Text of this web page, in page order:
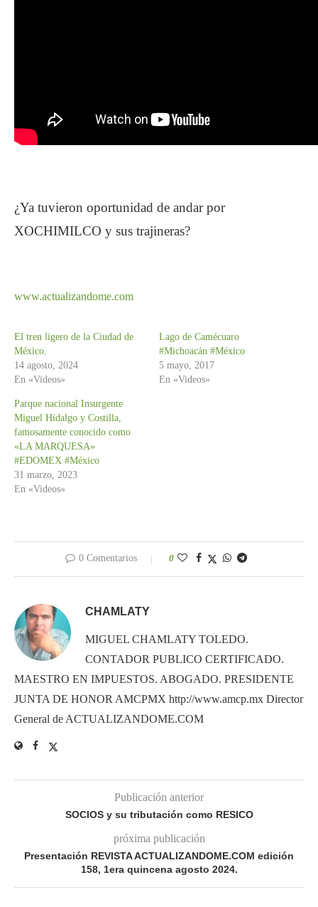
¿Ya tuvieron oportunidad de andar por
XOCHIMILCO y sus trajineras?
www.actualizandome.com
El tren ligero de la Ciudad de
México.
14 agosto, 2024
En «Videos»
Lago de Camécuaro
#Michoacán #México
5 mayo, 2017
En «Videos»
Parque nacional Insurgente
Miguel Hidalgo y Costilla,
famosamente conocido como
«LA MARQUESA»
#EDOMEX #México
31 marzo, 2023
En «Videos»
0 Comentarios 0
CHAMLATY
MIGUEL CHAMLATY TOLEDO.
CONTADOR PUBLICO CERTIFICADO.
MAESTRO EN IMPUESTOS. ABOGADO. PRESIDENTE
JUNTA DE HONOR AMCPMX http://www.amcp.mx Director
General de ACTUALIZANDOME.COM
Publicación anterior
SOCIOS y su tributación como RESICO
próxima publicación
Presentación REVISTA ACTUALIZANDOME.COM edición
158, 1era quincena agosto 2024.